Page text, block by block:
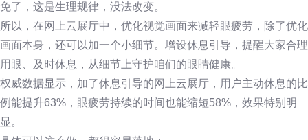
免了，这是生理规律，没法改变。
所以，在网上云展厅中，优化视觉画面来减轻眼疲劳，除了优化
画面本身，还可以加一个小细节。增设休息引导，提醒大家合理
用眼、及时休息，从细节上守护咱们的眼睛健康。
权威数据显示，加了休息引导的网上云展厅，用户主动休息的比
例能提升63%，眼疲劳持续的时间也能缩短58%，效果特别明
显。